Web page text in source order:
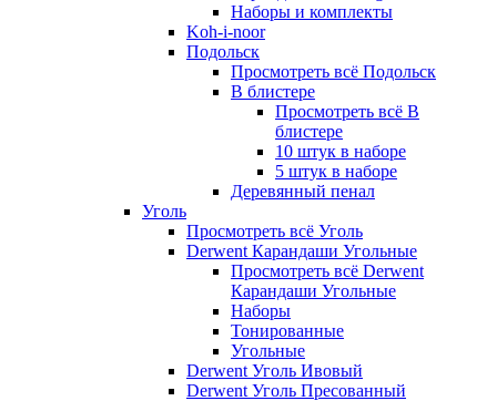
Наборы и комплекты
Koh-i-noor
Подольск
Просмотреть всё Подольск
В блистере
Просмотреть всё В
блистере
10 штук в наборе
5 штук в наборе
Деревянный пенал
Уголь
Просмотреть всё Уголь
Derwent Карандаши Угольные
Просмотреть всё Derwent
Карандаши Угольные
Наборы
Тонированные
Угольные
Derwent Уголь Ивовый
Derwent Уголь Пресованный